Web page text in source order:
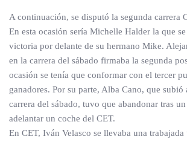
A continuación, se disputó la segunda carrera
En esta ocasión sería Michelle Halder la que
victoria por delante de su hermano Mike.
en la carrera del sábado firmaba la segunda
ocasión se tenía que conformar con el tercer
ganadores. Por su parte, Alba Cano, que subió
carrera del sábado, tuvo que abandonar tras
adelantar un coche del CET.
En CET, Iván Velasco se llevaba una